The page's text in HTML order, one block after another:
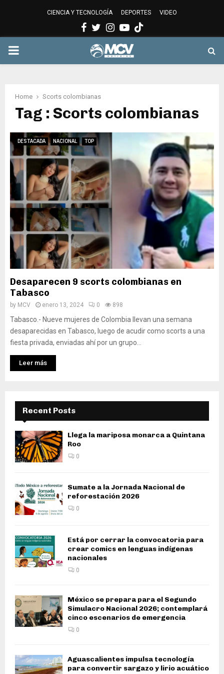
CIENCIA Y TECNOLOGÍA DEPORTES VIDEO
Facebook
Twitter
Instagram
Youtube
PRIMARY
Home Scorts colombianas
Tag : Scorts colombianas
DESTACADA NACIONAL TOP
Desaparecen 9 scorts colombianas en
Tabasco
by MCV enero 13, 2024 0 898
Tabasco.- Nueve mujeres de Colombia llevan una semana
desaparecidas en Tabasco, luego de acudir como scorts a una
fiesta privada, enviadas ahí por un grupo...
Leer más
Recent Posts
Llega la mariposa monarca a Quintana
Roo
0
Sumate a la Jornada Nacional de
reforestación 2026
0
Está por cerrar la convocatoria para
crear comics en lenguas indígenas
nacionales
0
México se prepara para el Segundo
Simulacro Nacional 2026; contemplará
cinco escenarios de emergencia
0
Aguascalientes impulsa tecnología
para convertir sargazo y lirio acuático